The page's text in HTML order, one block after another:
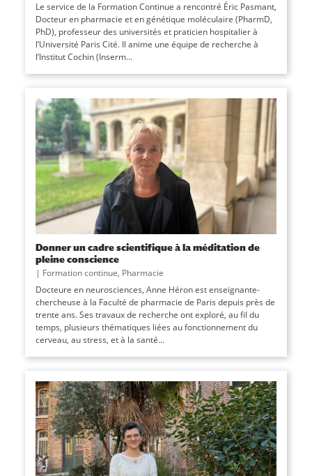
Le service de la Formation Continue a rencontré Éric Pasmant,
Docteur en pharmacie et en génétique moléculaire (PharmD,
PhD), professeur des universités et praticien hospitalier à
l’Université Paris Cité. Il anime une équipe de recherche à
l’Institut Cochin (Inserm...
Donner un cadre scientifique à la méditation de
pleine conscience
| Formation continue, Pharmacie
Docteure en neurosciences, Anne Héron est enseignante-
chercheuse à la Faculté de pharmacie de Paris depuis près de
trente ans. Ses travaux de recherche ont exploré, au fil du
temps, plusieurs thématiques liées au fonctionnement du
cerveau, au stress, et à la santé...